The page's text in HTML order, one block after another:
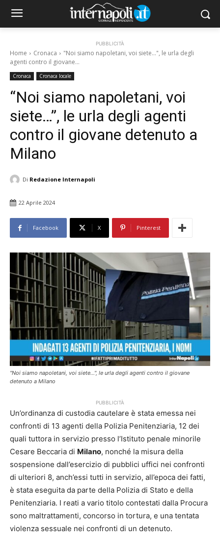
PUBBLICITÀ
Home Cronaca
"Noi siamo napoletani, voi siete...", le urla degli
agenti contro il giovane...
Cronaca Cronaca locale
“Noi siamo napoletani, voi
siete…”, le urla degli agenti
contro il giovane detenuto a
Milano
Di Redazione Internapoli
22 Aprile 2024
Facebook X Pinterest
"Noi siamo napoletani, voi siete...", le urla degli agenti contro il giovane
detenuto a Milano
PUBBLICITÀ
Un’ordinanza di custodia cautelare è stata emessa nei
confronti di 13 agenti della Polizia Penitenziaria, 12 dei
quali tuttora in servizio presso l’Istituto penale minorile
Cesare Beccaria di Milano, nonché la misura della
sospensione dall’esercizio di pubblici uffici nei confronti
di ulteriori 8, anch’essi tutti in servizio, all’epoca dei fatti,
è stata eseguita da parte della Polizia di Stato e della
Penitenziaria. I reati a vario titolo contestati dalla Procura
sono maltrattamenti, concorso in tortura, e una tentata
violenza sessuale nei confronti di un detenuto.